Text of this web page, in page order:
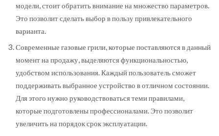
модели, стоит обратить внимание на множество параметров.
Это позволит сделать выбор в пользу привлекательного
варианта.
Современные газовые грили, которые поставляются в данный
момент на продажу, выделяются функциональностью,
удобством использования. Каждый пользователь сможет
поддерживать выбранное устройство в отличном состоянии.
Для этого нужно руководствоваться теми правилами,
которые подготовлены профессионалами. Это позволит
увеличить на порядок срок эксплуатации.